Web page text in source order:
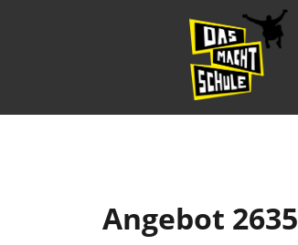
Angebot 2635